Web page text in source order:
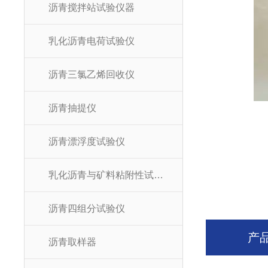
沥青搅拌站试验仪器
乳化沥青电荷试验仪
沥青三氯乙烯回收仪
沥青抽提仪
沥青漂浮度试验仪
乳化沥青与矿料粘附性试验器
沥青四组分试验仪
沥青取样器 产